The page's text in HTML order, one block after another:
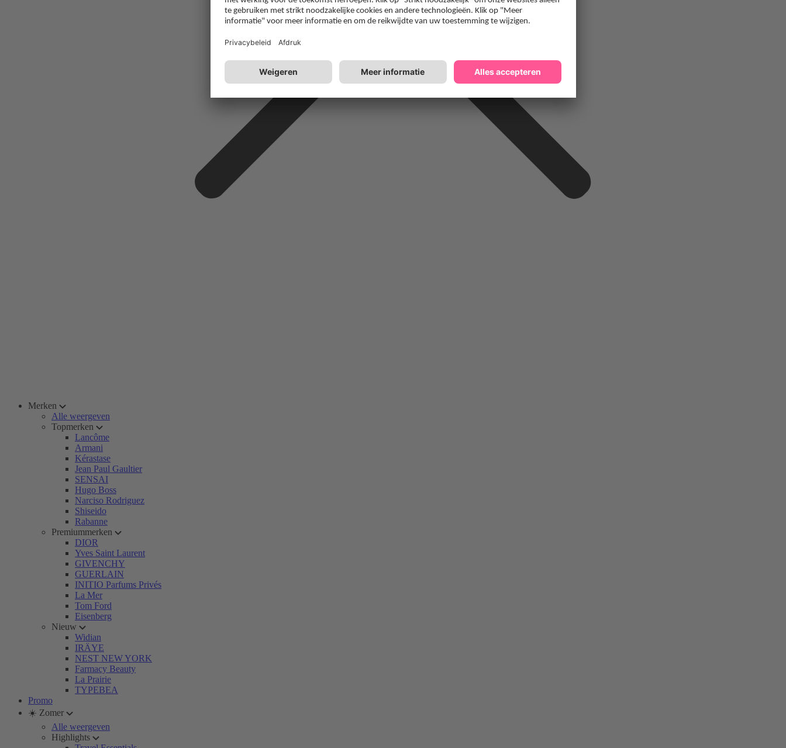
Merken
Alle weergeven
Topmerken
Lancôme
Armani
Kérastase
Jean Paul Gaultier
SENSAI
Hugo Boss
Narciso Rodriguez
Shiseido
Rabanne
Premiummerken
DIOR
Yves Saint Laurent
GIVENCHY
GUERLAIN
INITIO Parfums Privés
La Mer
Tom Ford
Eisenberg
Nieuw
Widian
IRÄYE
NEST NEW YORK
Farmacy Beauty
La Prairie
TYPEBEA
Promo
☀️ Zomer
Alle weergeven
Highlights